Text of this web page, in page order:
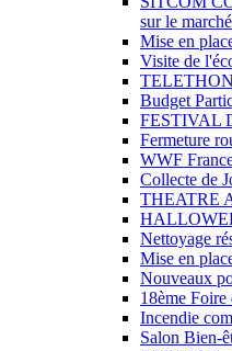
sur le
Mise en
Visite de
Budget
FESTIVAL
Fermeture
WWF
Collecte de
THEATRE
Nettoyage
Mise en
Nouveaux
18ème
Incendie
Salon Bien-